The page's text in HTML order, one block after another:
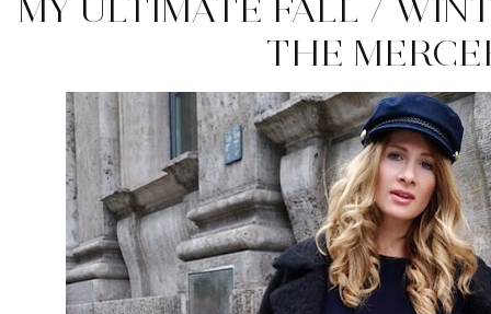
THE